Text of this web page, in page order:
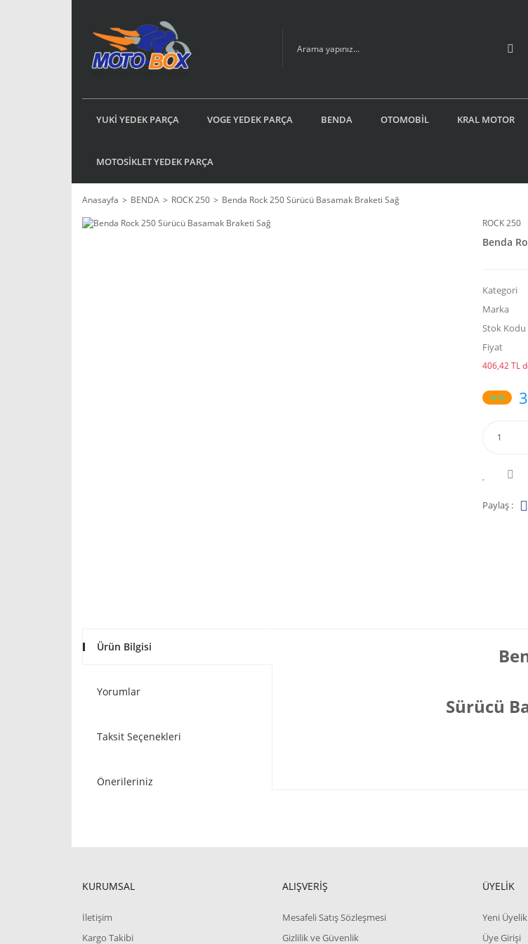
YUKİ YEDEK PARÇA VOGE YEDEK PARÇA BENDA OTOMOBİL KRAL MOTOR
MOTOSİKLET YEDEK PARÇA
Anasayfa BENDA ROCK 250
Benda Rock 250 Sürücü Basamak Braketi Sağ
ROCK 250
Benda
Kategori
Marka
Stok Kodu
Fiyat
406,42 TL
%10
Paylaş :
Ürün Bilgisi
Yorumlar
Taksit Seçenekleri
Önerileriniz
Sürücü
KURUMSAL
İletişim
Kargo Takibi
ALIŞVERİŞ
Mesafeli Satış Sözleşmesi
Gizlilik ve Güvenlik
ÜYELİK
Yeni Üyelik
Üye Girişi